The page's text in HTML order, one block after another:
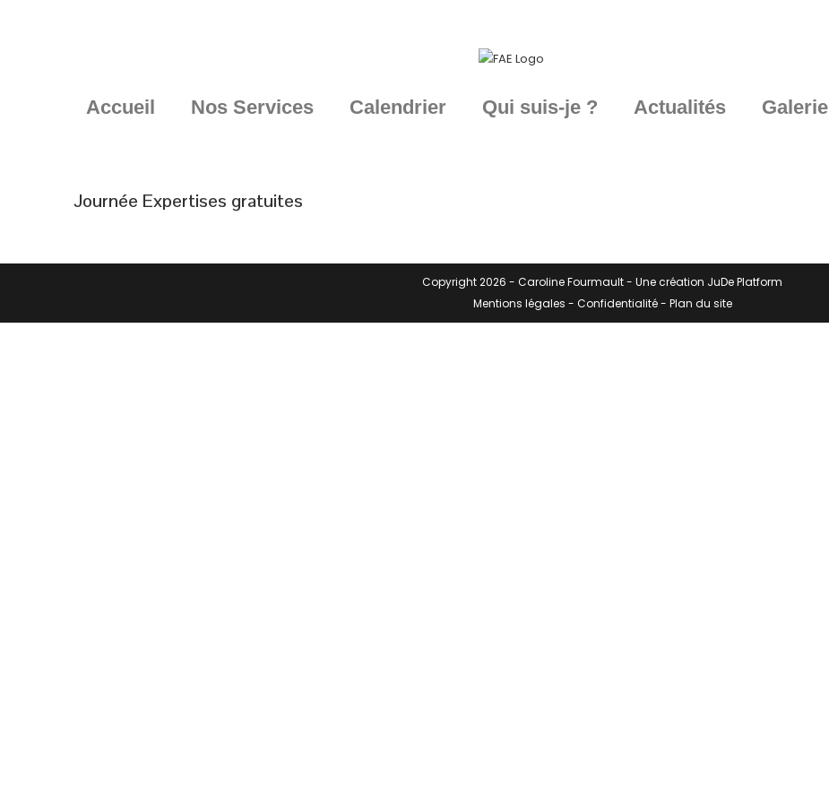
Accueil Nos Services Calendrier Qui suis-je ? Actualités Galerie
Journée Expertises gratuites
Copyright 2026 - Caroline Fourmault- Une création JuDe Platform
Mentions légales - Confidentialité- Plan du site